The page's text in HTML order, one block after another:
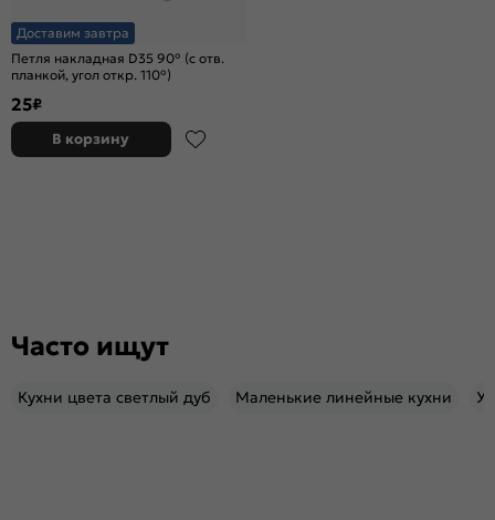
Доставим завтра
Петля накладная D35 90° (с отв.
планкой, угол откр. 110°)
25₽
В корзину
Часто ищут
Кухни цвета светлый дуб Маленькие линейные кухни